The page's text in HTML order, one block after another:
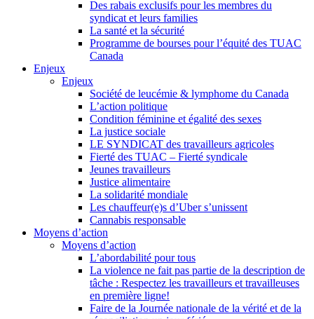
Des rabais exclusifs pour les membres du
syndicat et leurs families
La santé et la sécurité
Programme de bourses pour l’équité des TUAC
Canada
Enjeux
Enjeux
Société de leucémie & lymphome du Canada
L’action politique
Condition féminine et égalité des sexes
La justice sociale
LE SYNDICAT des travailleurs agricoles
Fierté des TUAC – Fierté syndicale
Jeunes travailleurs
Justice alimentaire
La solidarité mondiale
Les chauffeur(e)s d’Uber s’unissent
Cannabis responsable
Moyens d’action
Moyens d’action
L’abordabilité pour tous
La violence ne fait pas partie de la description de
tâche : Respectez les travailleurs et travailleuses
en première ligne!
Faire de la Journée nationale de la vérité et de la